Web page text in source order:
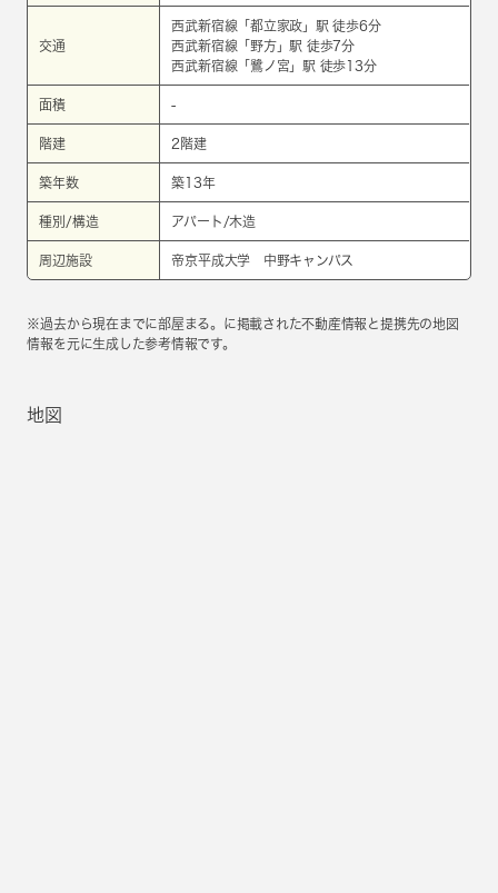
交通
西武新宿線 「都立家政 」駅 徒歩6分
西武新宿線 「 野方」駅 徒歩7分
西武新宿線 「鷺ノ宮 」駅 徒歩13分
面積 -
階建 2階建
築年数 築13年
種別/構造 アパート/木造
周辺施設 帝京平成大学 中野キャンパス
※過去から現在までに部屋まる。に掲載された不動産情報と提携先の地図
情報を元に生成した参考情報です。
地図